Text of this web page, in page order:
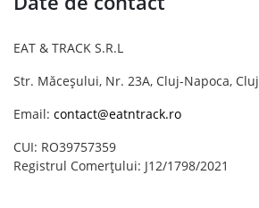
EAT & TRACK S.R.L
Str. Măceșului, Nr. 23A, Cluj-Napoca, Cluj
Email: contact@eatntrack.ro
CUI: RO39757359
Registrul Comerțului: J12/1798/2021